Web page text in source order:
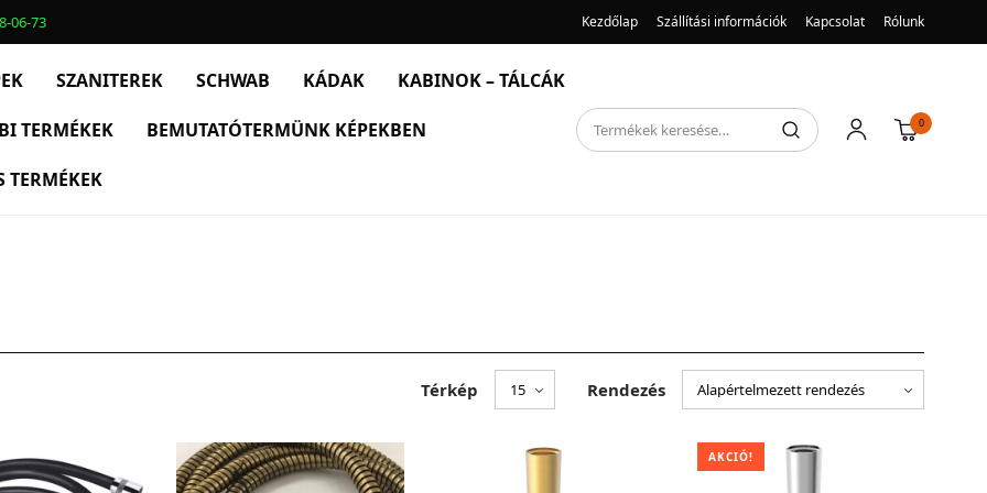
06-73 Kezdőlap Szállítási információk Kapcsolat Rólunk
SZANITEREK SCHWAB KÁDAK KABINOK – TÁLCÁK
TERMÉKEK BEMUTATÓTERMÜNK KÉPEKBEN
TERMÉKEK
0
Térkép Rendezés
AKCIÓ!